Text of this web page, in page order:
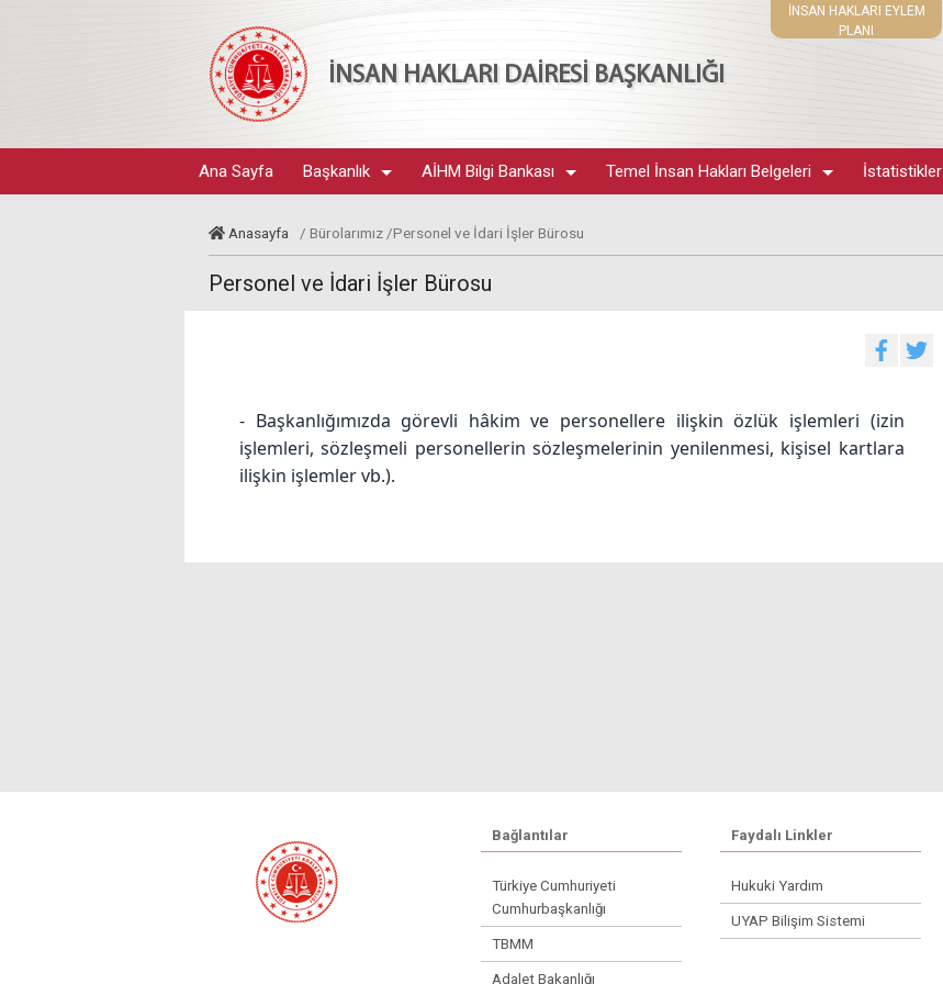
İNSAN HAKLARI DAİRESİ BAŞKANLIĞI
İNSAN HAKLARI EYLEM
PLANI
Ana Sayfa Başkanlık AİHM Bilgi Bankası Temel İnsan Hakları Belgeleri İstatistikler
Anasayfa / Bürolarımız /Personel ve İdari İşler Bürosu
Personel ve İdari İşler Bürosu
- Başkanlığımızda görevli hâkim ve personellere ilişkin özlük işlemleri (izin
işlemleri, sözleşmeli personellerin sözleşmelerinin yenilenmesi, kişisel kartlara
ilişkin işlemler vb.).
Bağlantılar
Türkiye Cumhuriyeti
Cumhurbaşkanlığı
TBMM
Adalet Bakanlığı
Faydalı Linkler
Hukuki Yardım
UYAP Bilişim Sistemi